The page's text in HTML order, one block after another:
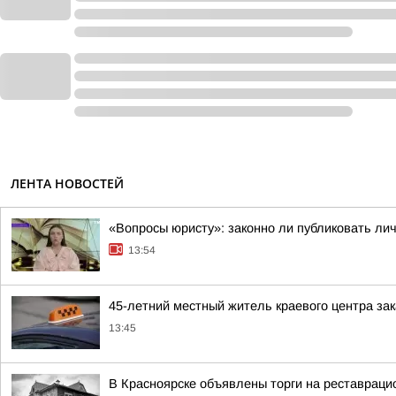
ЛЕНТА НОВОСТЕЙ
«Вопросы юристу»: законно ли публиковать
13:54
45-летний местный житель краевого центра
13:45
В Красноярске объявлены торги на